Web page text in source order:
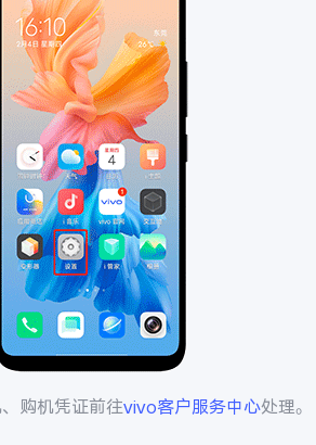
购机凭证前往vivo客户服务中心处理。